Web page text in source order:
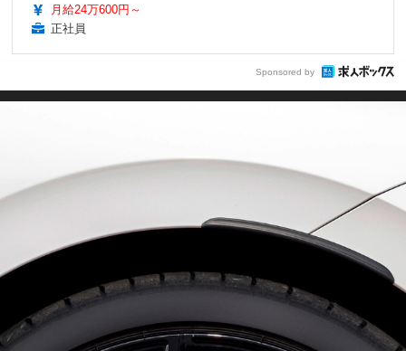
月給24万600円～
正社員
Sponsored by